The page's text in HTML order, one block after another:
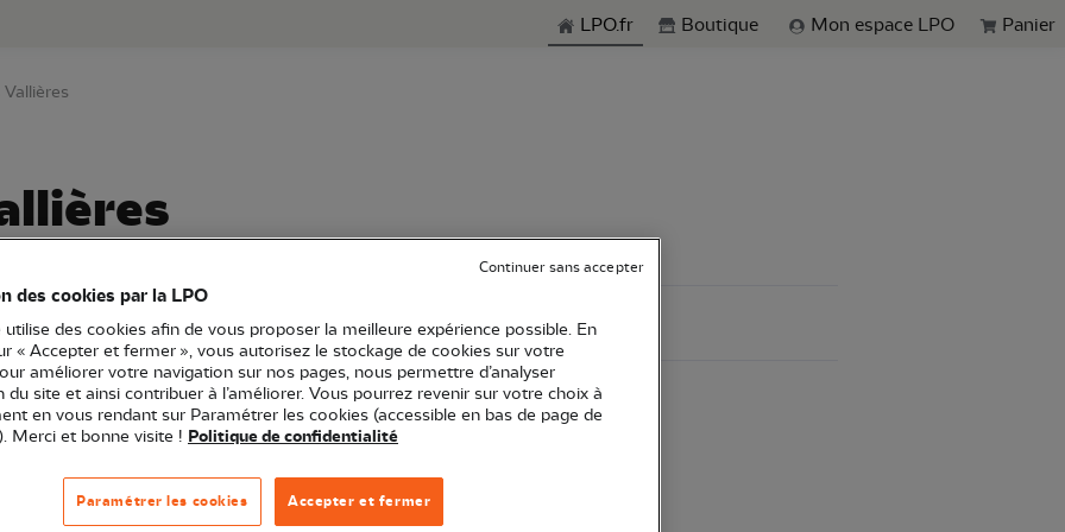
Aller à la rechercheLPO.fr Boutique Mon espace LPO Panier
Vallières
Île-de-France Sortie nature 77 - Seine-et-Marne
des cookies par la LPO
utilise des cookies afin de vous proposer la meilleure expérience possible. En
« Accepter et fermer », vous autorisez le stockage de cookies sur votre
améliorer votre navigation sur nos pages, nous permettre d’analyser
du site et ainsi contribuer à l’améliorer. Vous pourrez revenir sur votre choix à
en vous rendant sur Paramétrer les cookies (accessible en bas de page de
Merci et bonne visite ! Politique de confidentialité
Accepter et fermer
Paramétrer les cookies
Continuer sans accepter